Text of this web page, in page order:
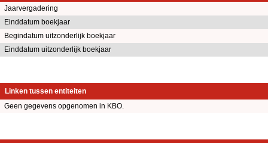
Jaarvergadering
Einddatum boekjaar
Begindatum uitzonderlijk boekjaar
Einddatum uitzonderlijk boekjaar
Linken tussen entiteiten
Geen gegevens opgenomen in KBO.